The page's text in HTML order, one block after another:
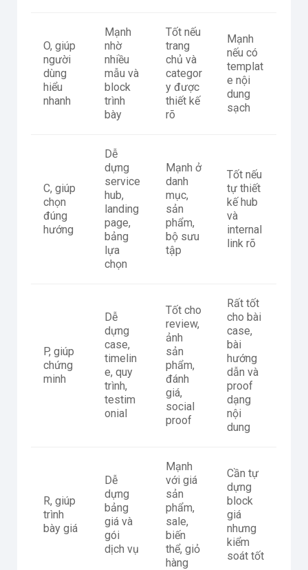
O, giúp
người
dùng
hiểu
nhanh
Mạnh
nhờ
nhiều
mẫu và
block
trình
bày
Tốt nếu
trang
chủ và
categor
y được
thiết kế
rõ
Mạnh
nếu có
templat
e nội
dung
sạch
C, giúp
chọn
đúng
hướng
Dễ
dựng
service
hub,
landing
page,
bảng
lựa
chọn
Mạnh ở
danh
mục,
sản
phẩm,
bộ sưu
tập
Tốt nếu
tự thiết
kế hub
và
internal
link rõ
P, giúp
chứng
minh
Dễ
dựng
case,
timelin
e, quy
trình,
testim
onial
Tốt cho
review,
ảnh
sản
phẩm,
đánh
giá,
social
proof
Rất tốt
cho bài
case,
bài
hướng
dẫn và
proof
dạng
nội
dung
R, giúp
trình
bày giá
Dễ
dựng
bảng
giá và
gói
dịch vụ
Mạnh
với giá
sản
phẩm,
sale,
biến
thể, giỏ
hàng
Cần tự
dựng
block
giá
nhưng
kiểm
soát tốt